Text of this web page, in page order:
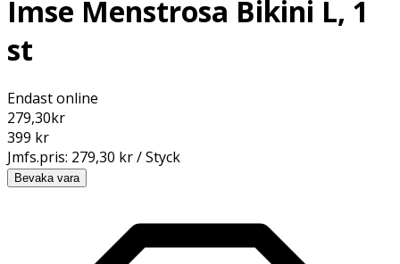
Imse Menstrosa Bikini L, 1
st
Endast online
279,30kr
399 kr
Jmfs.pris: 279,30 kr / Styck
Bevaka vara